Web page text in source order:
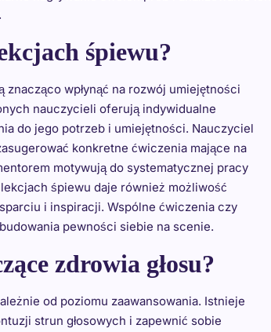
śpiewu?
wpłynąć na rozwój umiejętności
nauczycieli oferują indywidualne
do jego potrzeb i umiejętności. Nauczyciel
konkretne ćwiczenia mające na
motywują do systematycznej pracy
śpiewu daje również możliwość
i inspiracji. Wspólne ćwiczenia czy
pewności siebie na scenie.
zdrowia głosu?
od poziomu zaawansowania. Istnieje
strun głosowych i zapewnić sobie